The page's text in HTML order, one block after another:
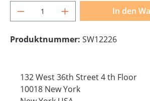
Produkt Anzahl: Gib den
In den
Produktnummer: SW12226
132 West 36th Street 4 th Floor
10018 New York